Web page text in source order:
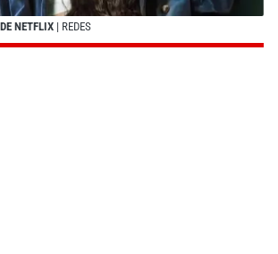
NETFLIX | REDES